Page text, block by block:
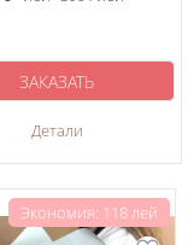
Детали
ЗАКАЗАТЬ
Экономия: 118 лей